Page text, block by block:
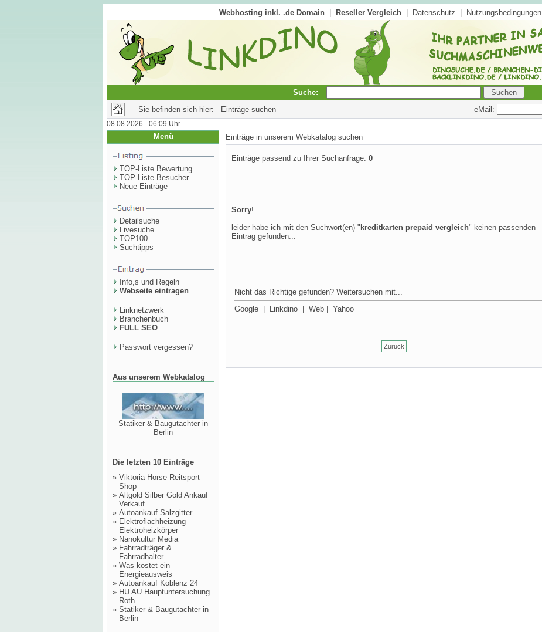
Webhosting inkl. .de Domain Reseller Vergleich Datenschutz Nutzungsbedingungen
Suche:
Sie befinden sich hier: Einträge suchen
eMail:
08.08.2026 - 06:09 Uhr
Menü
TOP-Liste Bewertung
TOP-Liste Besucher
Neue Einträge
Detailsuche
Livesuche
TOP100
Suchtipps
Info,s und Regeln
Webseite eintragen
Linknetzwerk
Branchenbuch
FULL SEO
Passwort vergessen?
Aus unserem Webkatalog
Statiker & Baugutachter in
Berlin
Die letzten 10 Einträge
» Viktoria Horse Reitsport
Shop
» Altgold Silber Gold Ankauf
Verkauf
» Autoankauf Salzgitter
» Elektroflachheizung
Elektroheizkörper
» Nanokultur Media
» Fahrradträger &
Fahrradhalter
» Was kostet ein
Energieausweis
» Autoankauf Koblenz 24
» HU AU Hauptuntersuchung
Roth
» Statiker & Baugutachter in
Berlin
Einträge in unserem Webkatalog suchen
Einträge passend zu Ihrer Suchanfrage: 0
Sorry!
leider habe ich mit den Suchwort(en) " kreditkarten prepaid vergleich" keinen passenden
Eintrag gefunden...
Nicht das Richtige gefunden? Weitersuchen mit...
Google
Linkdino Web Yahoo
Zurück